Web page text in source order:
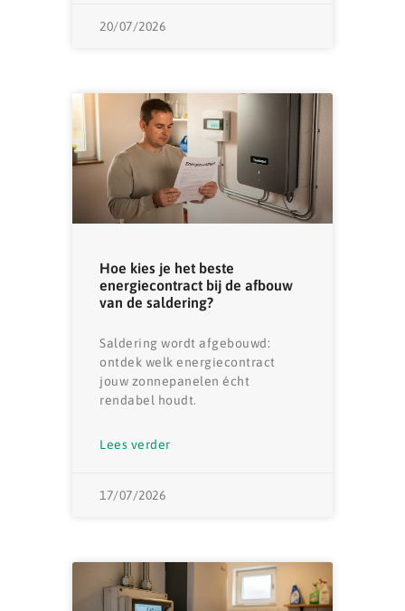
20/07/2026
Hoe kies je het beste
energiecontract bij de afbouw
van de saldering?
Saldering wordt afgebouwd:
ontdek welk energiecontract
jouw zonnepanelen écht
rendabel houdt.
Lees verder
17/07/2026